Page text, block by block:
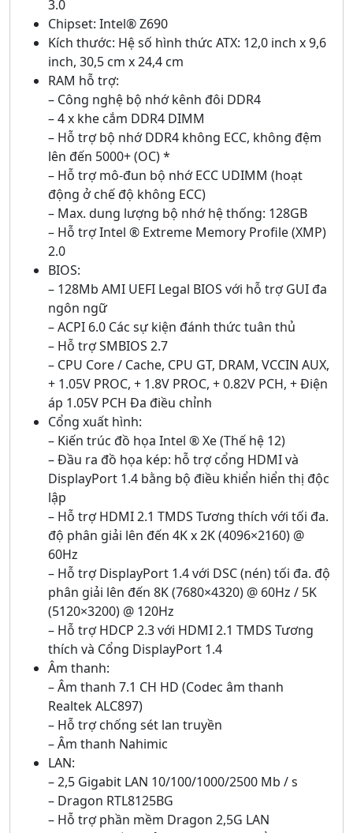
3.0
Chipset: Intel® Z690
Kích thước: Hệ số hình thức ATX: 12,0 inch x 9,6
inch, 30,5 cm x 24,4 cm
RAM hỗ trợ:
– Công nghệ bộ nhớ kênh đôi DDR4
– 4 x khe cắm DDR4 DIMM
– Hỗ trợ bộ nhớ DDR4 không ECC, không đệm
lên đến 5000+ (OC) *
– Hỗ trợ mô-đun bộ nhớ ECC UDIMM (hoạt
động ở chế độ không ECC)
– Max. dung lượng bộ nhớ hệ thống: 128GB
– Hỗ trợ Intel ® Extreme Memory Profile (XMP)
2.0
BIOS:
– 128Mb AMI UEFI Legal BIOS với hỗ trợ GUI đa
ngôn ngữ
– ACPI 6.0 Các sự kiện đánh thức tuân thủ
– Hỗ trợ SMBIOS 2.7
– CPU Core / Cache, CPU GT, DRAM, VCCIN AUX,
+ 1.05V PROC, + 1.8V PROC, + 0.82V PCH, + Điện
áp 1.05V PCH Đa điều chỉnh
Cổng xuất hình:
– Kiến trúc đồ họa Intel ® Xe (Thế hệ 12)
– Đầu ra đồ họa kép: hỗ trợ cổng HDMI và
DisplayPort 1.4 bằng bộ điều khiển hiển thị độc
lập
– Hỗ trợ HDMI 2.1 TMDS Tương thích với tối đa.
độ phân giải lên đến 4K x 2K (4096×2160) @
60Hz
– Hỗ trợ DisplayPort 1.4 với DSC (nén) tối đa. độ
phân giải lên đến 8K (7680×4320) @ 60Hz / 5K
(5120×3200) @ 120Hz
– Hỗ trợ HDCP 2.3 với HDMI 2.1 TMDS Tương
thích và Cổng DisplayPort 1.4
Âm thanh:
– Âm thanh 7.1 CH HD (Codec âm thanh
Realtek ALC897)
– Hỗ trợ chống sét lan truyền
– Âm thanh Nahimic
LAN:
– 2,5 Gigabit LAN 10/100/1000/2500 Mb / s
– Dragon RTL8125BG
– Hỗ trợ phần mềm Dragon 2,5G LAN